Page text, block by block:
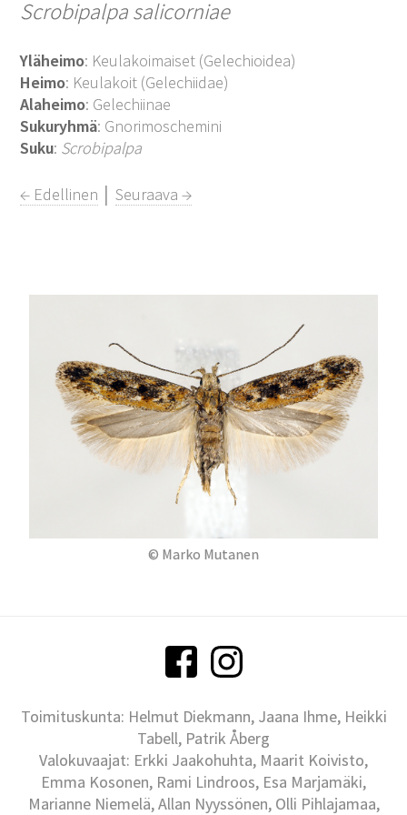
Scrobipalpa salicorniae
Yläheimo: Keulakoimaiset (Gelechioidea)
Heimo: Keulakoit (Gelechiidae)
Alaheimo: Gelechiinae
Sukuryhmä: Gnorimoschemini
Suku: Scrobipalpa
← Edellinen │Seuraava →
© Marko Mutanen
Toimituskunta: Helmut Diekmann, Jaana Ihme, Heikki
Tabell, Patrik Åberg
Valokuvaajat: Erkki Jaakohuhta, Maarit Koivisto,
Emma Kosonen, Rami Lindroos, Esa Marjamäki,
Marianne Niemelä, Allan Nyyssönen, Olli Pihlajamaa,